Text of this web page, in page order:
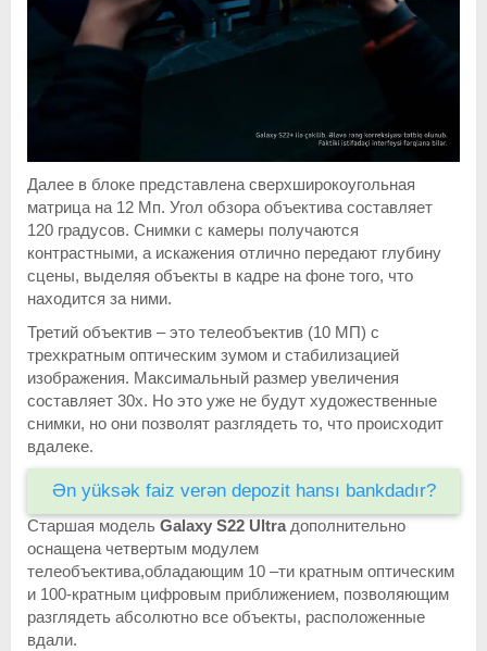
Далее в блоке представлена сверхширокоугольная
матрица на 12 Мп. Угол обзора объектива составляет
120 градусов. Снимки с камеры получаются
контрастными, а искажения отлично передают глубину
сцены, выделяя объекты в кадре на фоне того, что
находится за ними.
Третий объектив – это телеобъектив (10 МП) c
трехкратным оптическим зумом и стабилизацией
изображения. Максимальный размер увеличения
составляет 30х. Но это уже не будут художественные
снимки, но они позволят разглядеть то, что происходит
вдалеке.
Ən yüksək faiz verən depozit hansı bankdadır?
Cтаршая модель Galaxy S22 Ultraдополнительно
оснащена четвертым модулем
телеобъектива,обладающим 10 –ти кратным оптическим
и 100-кратным цифровым приближением, позволяющим
разглядеть абсолютно все объекты, расположенные
вдали.